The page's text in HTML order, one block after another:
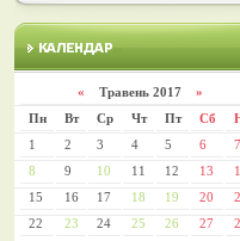
« Травень 2017 »
Пн
Вт Ср Чт Пт Сб
1
2 3 4 5 6
7
8
9 10 11 12 13
15
16 17 18 19 20
22
23 24 25 26 27